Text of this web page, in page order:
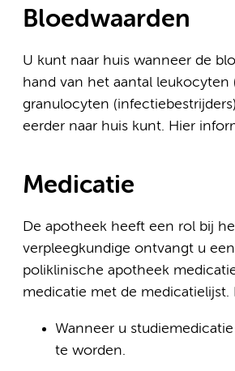
Bloedwaarden
U kunt naar huis wanneer de
hand van het aantal
granulocyten
eerder naar huis kunt. Hier
Medicatie
De apotheek heeft een rol bij
verpleegkundige ontvangt u
poliklinische apotheek
medicatie met de medicatielijst.
Wanneer u
te worden.